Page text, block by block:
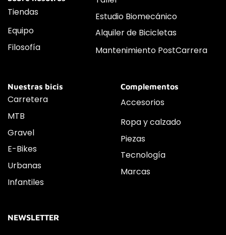
Tiendas
Equipo
Filosofía
Estudio Biomecánico
Alquiler de Bicicletas
Mantenimiento PostCarrera
Nuestras bicis
Carretera
MTB
Gravel
E-Bikes
Urbanas
Infantiles
Complementos
Accesorios
Ropa y calzado
Piezas
Tecnología
Marcas
NEWSLETTER